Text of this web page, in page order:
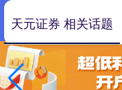
天元证券 相关话题